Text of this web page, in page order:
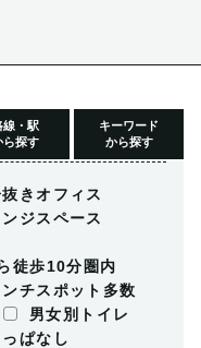
線・駅
ら探す
キーワード
から探す
抜きオフィス
ジスペース
徒歩10分圏内
ンチスポット多数
男女別トイレ
ぱなし